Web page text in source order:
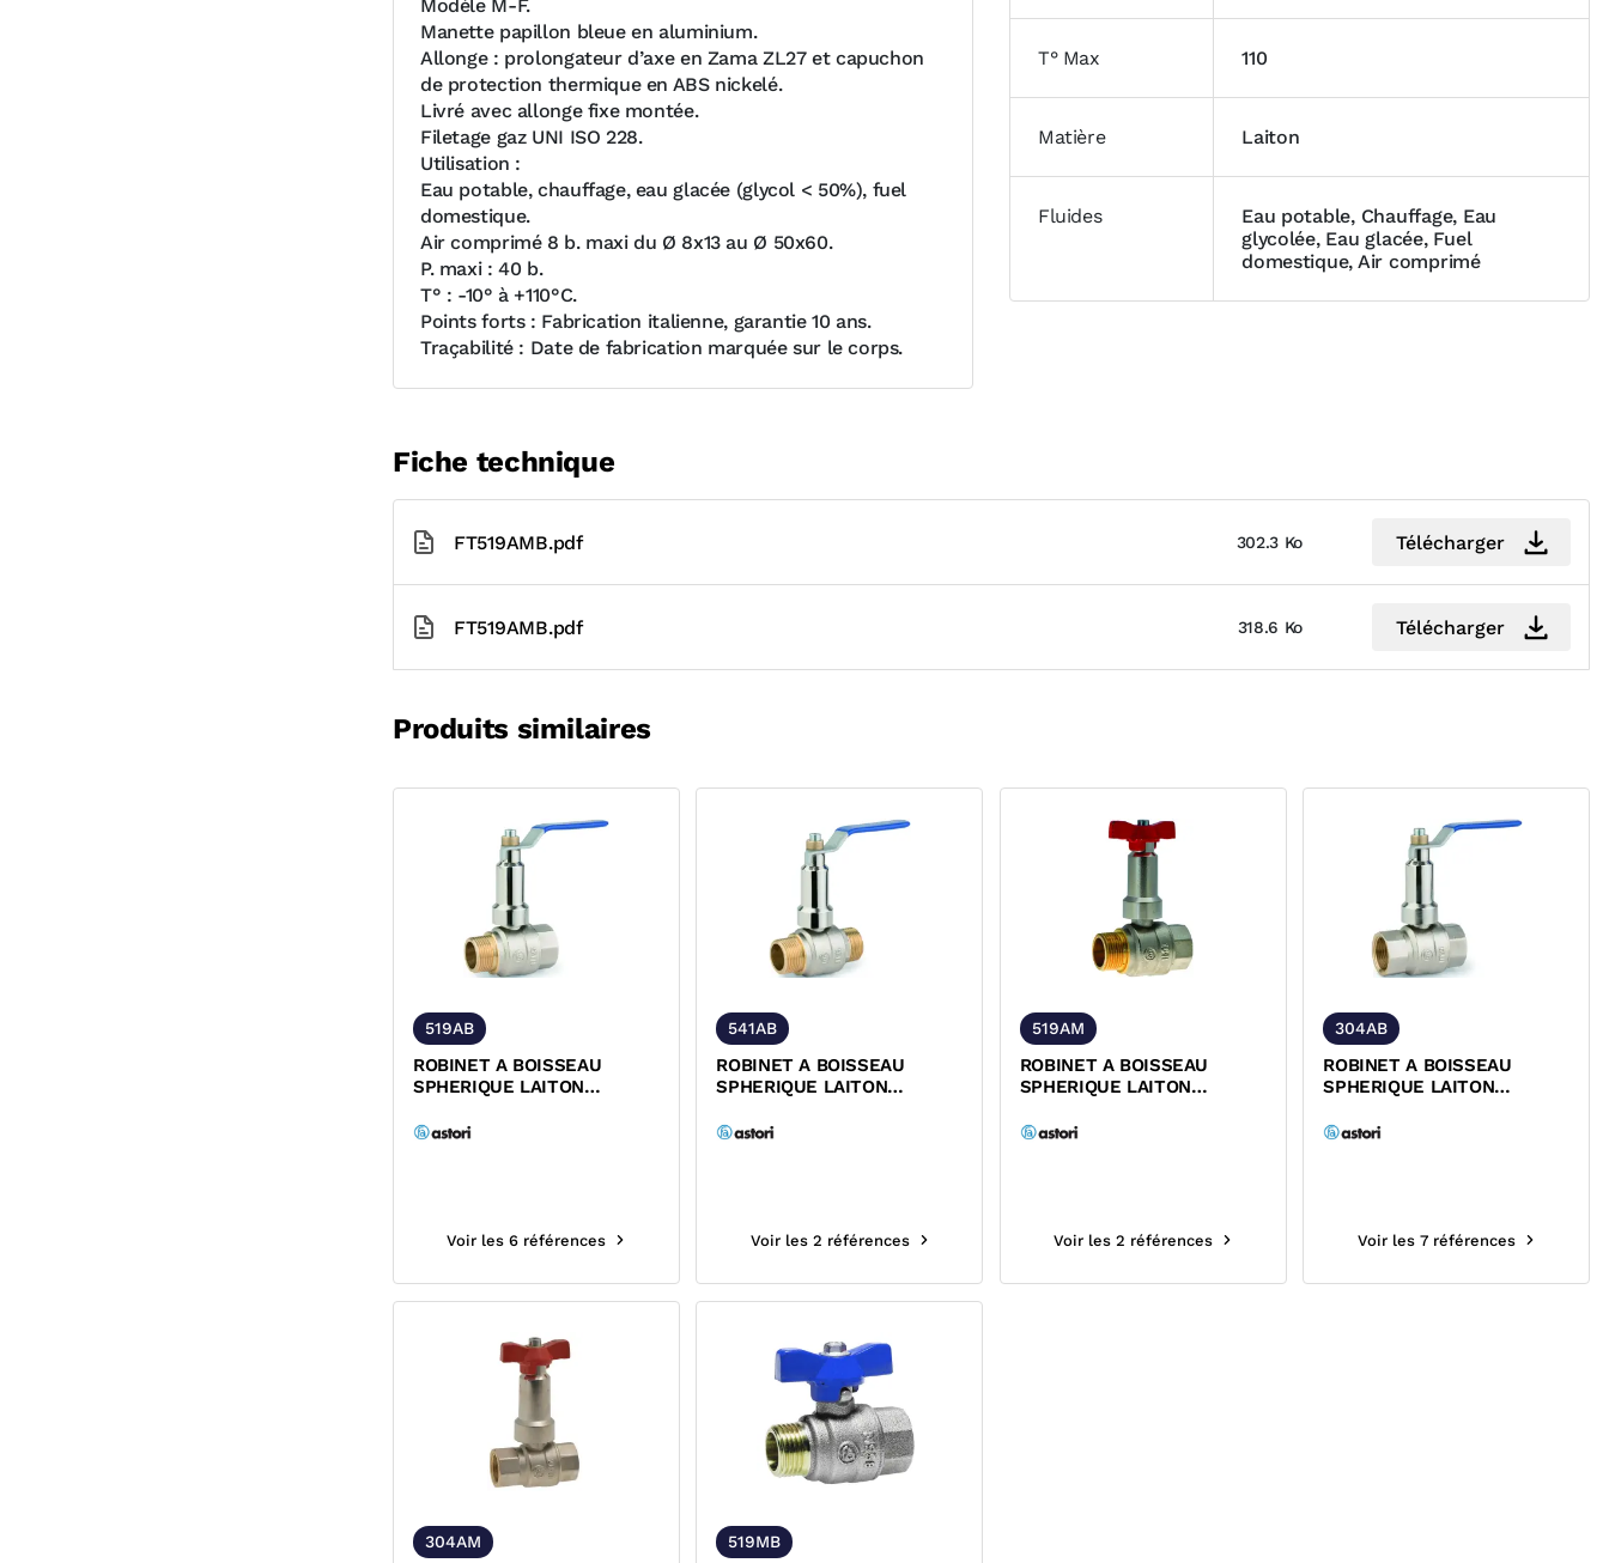
Modèle M-F.
Manette papillon bleue en aluminium.
Allonge : prolongateur d’axe en Zama ZL27 et capuchon
de protection thermique en ABS nickelé.
Livré avec allonge fixe montée.
Filetage gaz UNI ISO 228.
Utilisation :
Eau potable, chauffage, eau glacée (glycol < 50%), fuel
domestique.
Air comprimé 8 b. maxi du Ø 8x13 au Ø 50x60.
P. maxi : 40 b.
T° : -10° à +110°C.
Points forts : Fabrication italienne, garantie 10 ans.
Traçabilité : Date de fabrication marquée sur le corps.
T° Max 110
Matière Laiton
Fluides
Eau potable, Chauffage, Eau
glycolée, Eau glacée, Fuel
domestique, Air comprimé
Fiche technique
FT519AMB.pdf 302.3 Ko Télécharger
FT519AMB.pdf 318.6 Ko Télécharger
Produits similaires
519AB
ROBINET A BOISSEAU
SPHERIQUE LAITON
FIXE POIGNEE...
Voir les 6 références
541AB
ROBINET A BOISSEAU
SPHERIQUE LAITON
POIGNEE...
Voir les 2 références
519AM
ROBINET A BOISSEAU
SPHERIQUE LAITON
FIXE MANETTE...
Voir les 2 références
304AB
ROBINET A BOISSEAU
SPHERIQUE LAITON
POIGNEE...
Voir les 7 références
304AM 519MB